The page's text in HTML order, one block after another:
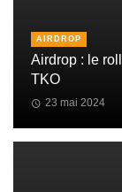
AIRDROP
Airdrop : le
TKO
23 mai 2024